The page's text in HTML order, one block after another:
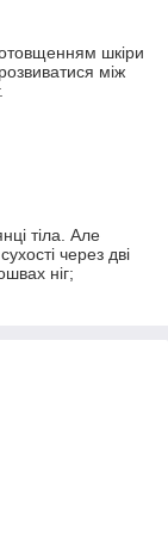
шкіри
між
тіла. Але
через дві
ніг;